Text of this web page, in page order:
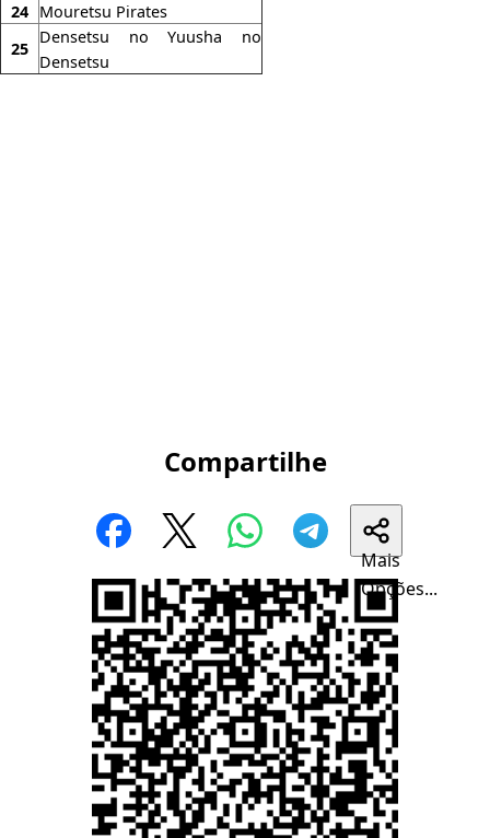
24 Mouretsu Pirates
25
Densetsu no Yuusha no
Densetsu
Compartilhe
Mais
Opções...